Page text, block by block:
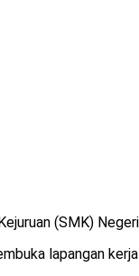
(SMK)
lapangan